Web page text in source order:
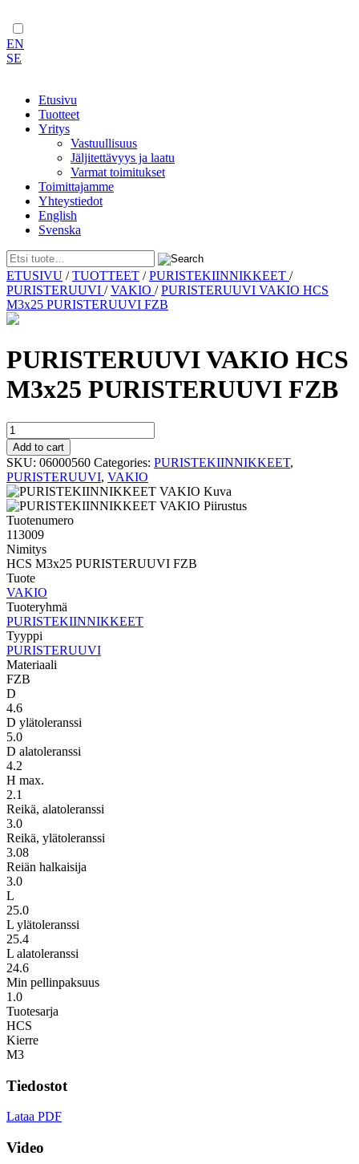
EN
SE
Etusivu
Tuotteet
Yritys
Vastuullisuus
Jäljitettävyys ja laatu
Varmat toimitukset
Toimittajamme
Yhteystiedot
English
Svenska
Skip
to
content
ETUSIVU /TUOTTEET /PURISTEKIINNIKKEET /
PURISTERUUVI /VAKIO /PURISTERUUVI VAKIO HCS
M3x25 PURISTERUUVI FZB
PURISTERUUVI VAKIO HCS
M3x25 PURISTERUUVI FZB
PURISTERUUVI
VAKIO
HCS
M3x25
PURISTERUUVI
FZB
quantity
Add to cart
SKU: 06000560 Categories: PURISTEKIINNIKKEET,
PURISTERUUVI, VAKIO
Tuotenumero
113009
Nimitys
HCS M3x25 PURISTERUUVI FZB
Tuote
VAKIO
Tuoteryhmä
PURISTEKIINNIKKEET
Tyyppi
PURISTERUUVI
Materiaali
FZB
D
4.6
D ylätoleranssi
5.0
D alatoleranssi
4.2
H max.
2.1
Reikä, alatoleranssi
3.0
Reikä, ylätoleranssi
3.08
Reiän halkaisija
3.0
L
25.0
L ylätoleranssi
25.4
L alatoleranssi
24.6
Min pellinpaksuus
1.0
Tuotesarja
HCS
Kierre
M3
Tiedostot
Lataa PDF
Video